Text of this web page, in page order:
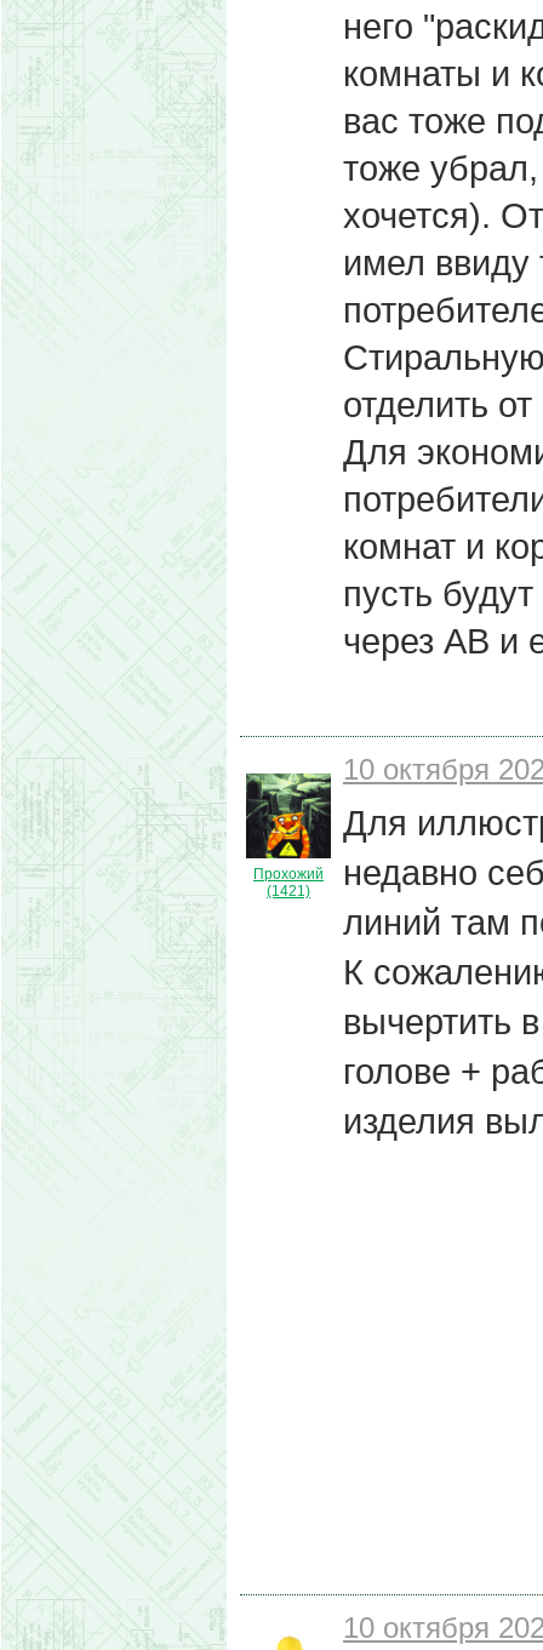
него
комнаты и
вас тоже
тоже
хочется).
имел ввиду
отделить
Для
комнат и
пусть
через АВ и
Прохожий
(1421)
10 октября
Для
недавно
линий там
К
вычертить
голове +
изделия
10 октября